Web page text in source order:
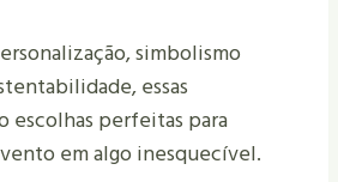
simbolismo
essas
escolhas perfeitas para
em algo inesquecível.